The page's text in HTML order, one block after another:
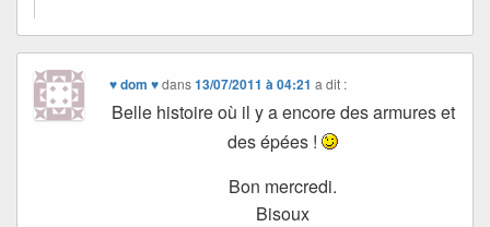
♥ dom ♥dans13/07/2011 à 04:21 a dit :
Belle histoire où il y a encore des armures et
des épées !
Bon mercredi.
Bisoux